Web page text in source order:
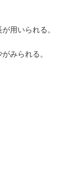
用いられる。
みられる。